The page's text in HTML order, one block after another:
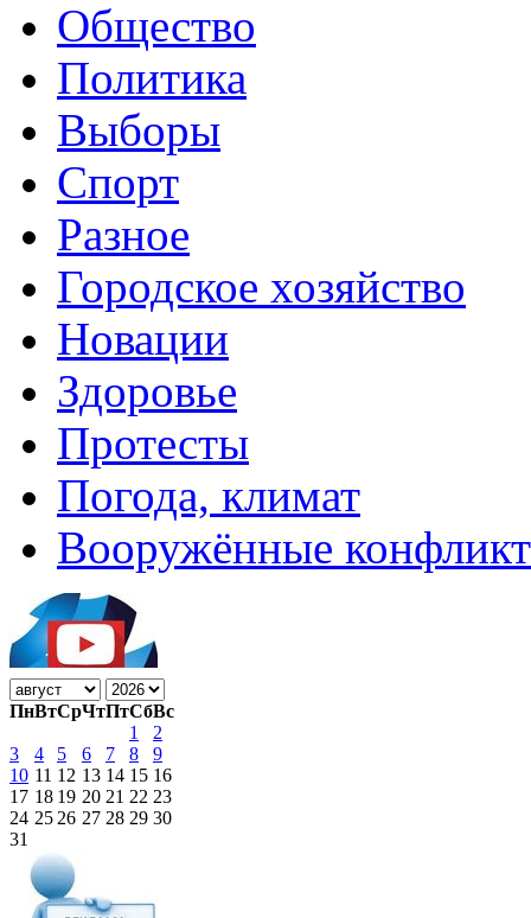
Общество
Политика
Выборы
Спорт
Разное
Городское хозяйство
Новации
Здоровье
Протесты
Погода, климат
Вооружённые
ПнВтСрЧтПтСбВс
1
2
3
4 5 6 7 8
9
10 11 12 13 14 15 16
17 18 19 20 21 22 23
24 25 26 27 28 29 30
31